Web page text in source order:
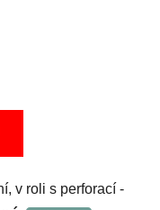
v roli s perforací -